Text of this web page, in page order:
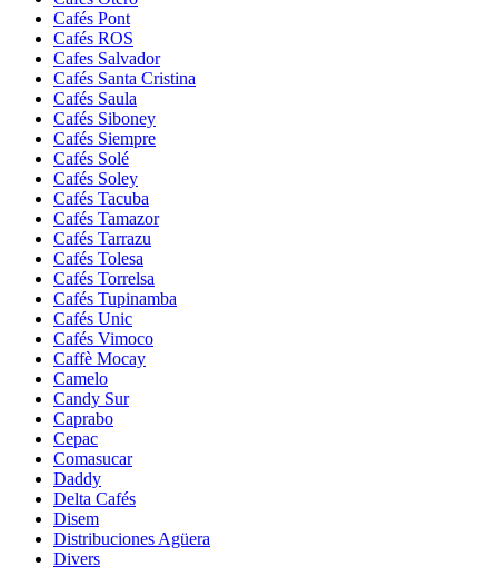
Cafés Pont
Cafés ROS
Cafes Salvador
Cafés Santa Cristina
Cafés Saula
Cafés Siboney
Cafés Siempre
Cafés Solé
Cafés Soley
Cafés Tacuba
Cafés Tamazor
Cafés Tarrazu
Cafés Tolesa
Cafés Torrelsa
Cafés Tupinamba
Cafés Unic
Cafés Vimoco
Caffè Mocay
Camelo
Candy Sur
Caprabo
Cepac
Comasucar
Daddy
Delta Cafés
Disem
Distribuciones Agüera
Divers